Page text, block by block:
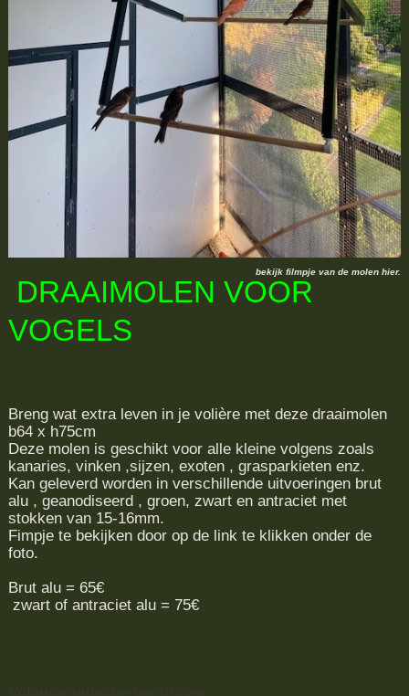
bekijk filmpje van de molen hier.
DRAAIMOLEN VOOR
VOGELS
Breng wat extra leven in je volière met deze draaimolen
b64 x h75cm
Deze molen is geschikt voor alle kleine volgens zoals
kanaries, vinken ,sijzen, exoten , grasparkieten enz.
Kan geleverd worden in verschillende uitvoeringen brut
alu , geanodiseerd , groen, zwart en antraciet met
stokken van 15-16mm.
Fimpje te bekijken door op de link te klikken onder de
foto.
Brut alu = 65€
zwart of antraciet alu = 75€